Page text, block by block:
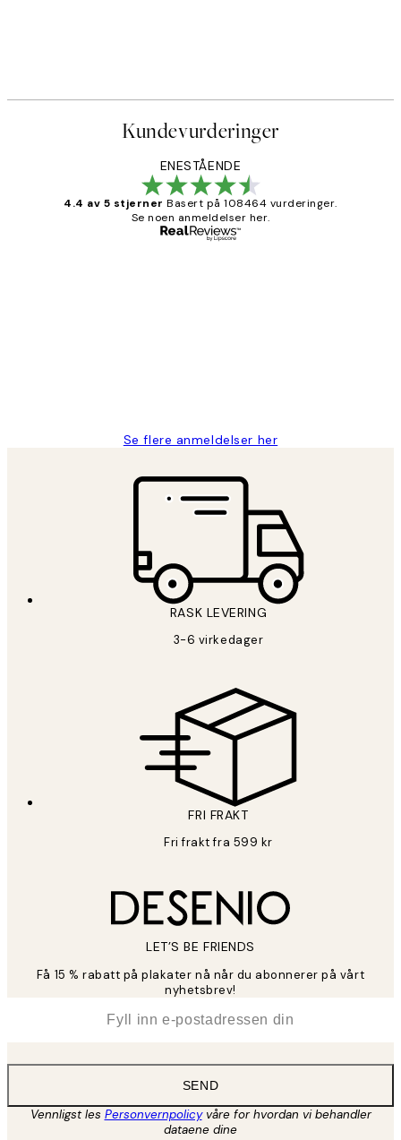
Kundevurderinger
ENESTÅENDE
4.4 av 5 stjerner Basert på 108464 vurderinger.
Se noen anmeldelser her.
Se flere anmeldelser her
RASK LEVERING
3-6 virkedager
FRI FRAKT
Fri frakt fra 599 kr
LET’S BE FRIENDS
Få 15 % rabatt på plakater nå når du abonnerer på vårt
nyhetsbrev!
SEND
Vennligst les Personvernpolicyvåre for hvordan vi behandler
dataene dine